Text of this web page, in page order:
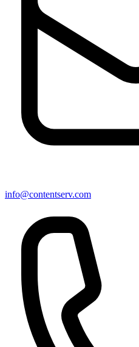
info@contentserv.com